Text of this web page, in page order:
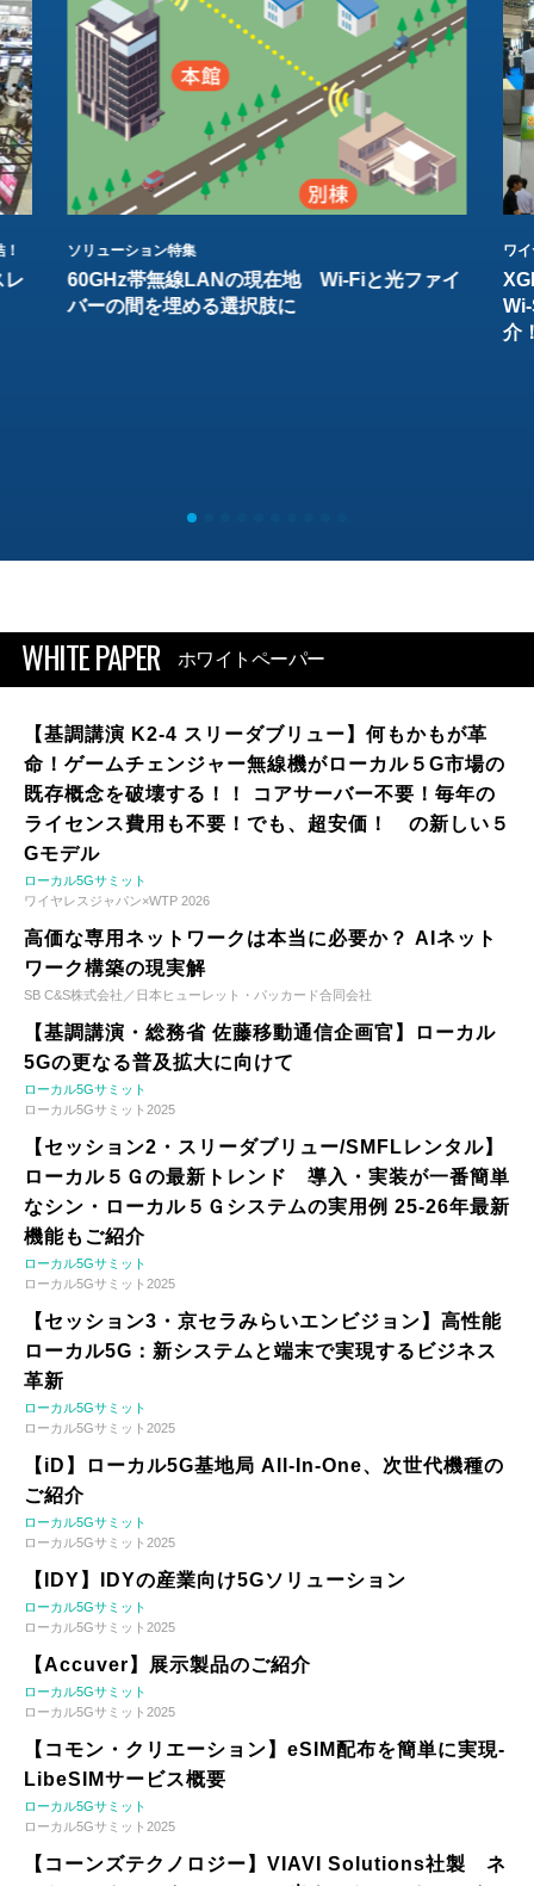
レ
ソリューション特集
60GHz帯無線LANの現在地 Wi-Fiと光ファイ
バーの間を埋める選択肢に
ワ
介
WHITE PAPER ホワイトペーパー
【基調講演 K2-4 スリーダブリュー】何もかもが革
命！ゲームチェンジャー無線機がローカル５G市場の
既存概念を破壊する！！ コアサーバー不要！毎年の
ライセンス費用も不要！でも、超安価！ の新しい５
Gモデル
ローカル5Gサミット
ワイヤレスジャパン×WTP 2026
高価な専用ネットワークは本当に必要か？ AIネット
ワーク構築の現実解
SB C&S株式会社／日本ヒューレット・パッカード合同会社
【基調講演・総務省 佐藤移動通信企画官】ローカル
5Gの更なる普及拡大に向けて
ローカル5Gサミット
ローカル5Gサミット2025
【セッション2・スリーダブリュー/SMFLレンタル】
ローカル５Ｇの最新トレンド 導入・実装が一番簡単
なシン・ローカル５Ｇシステムの実用例 25-26年最新
機能もご紹介
ローカル5Gサミット
ローカル5Gサミット2025
【セッション3・京セラみらいエンビジョン】高性能
ローカル5G：新システムと端末で実現するビジネス
革新
ローカル5Gサミット
ローカル5Gサミット2025
【iD】ローカル5G基地局 All-In-One、次世代機種の
ご紹介
ローカル5Gサミット
ローカル5Gサミット2025
【IDY】IDYの産業向け5Gソリューション
ローカル5Gサミット
ローカル5Gサミット2025
【Accuver】展示製品のご紹介
ローカル5Gサミット
ローカル5Gサミット2025
【コモン・クリエーション】eSIM配布を簡単に実現-
LibeSIMサービス概要
ローカル5Gサミット
ローカル5Gサミット2025
【コーンズテクノロジー】VIAVI Solutions社製 ネ